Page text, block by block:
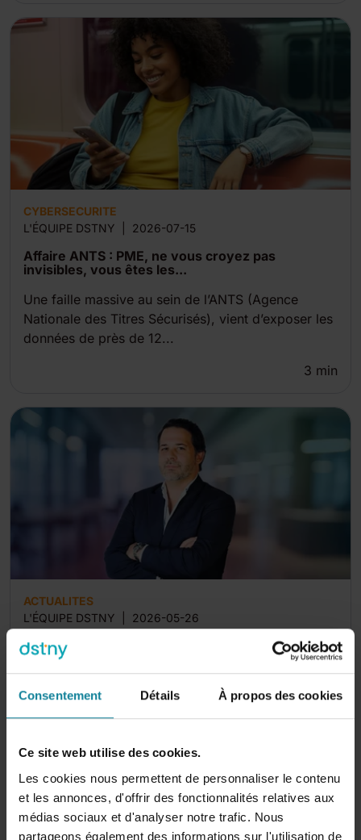
Consentement Détails À propos des cookies
Ce site web utilise des cookies.
Les cookies nous permettent de personnaliser le contenu
et les annonces, d'offrir des fonctionnalités relatives aux
médias sociaux et d'analyser notre trafic. Nous
partageons également des informations sur l'utilisation de
CYBERSECURITE
L'ÉQUIPE DSTNY
2026-07-15
Affaire ANTS : PME, ne vous croyez pas
invisibles, vous êtes les...
Une faille massive au sein de l’ANTS (Agence
Nationale des Titres Sécurisés), vient d’exposer les
données de près de 12...
3 min
ACTUALITES
L'ÉQUIPE DSTNY
2026-05-26
Dstny Group nomme Igor Pais au poste de Chief
Customer Officer pour...
Bruxelles, le 26 mai 2026 – Dstny Group, l’un des